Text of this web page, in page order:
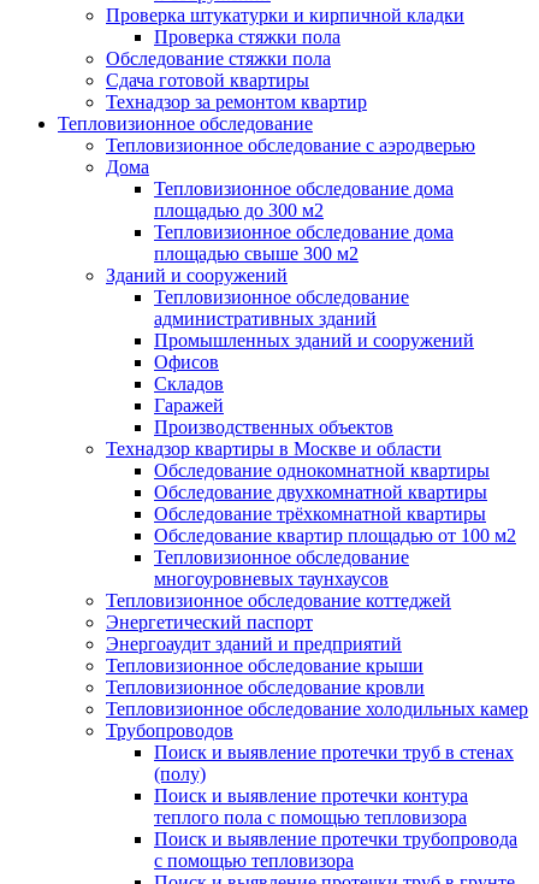
Проверка штукатурки и кирпичной кладки
Проверка стяжки пола
Обследование стяжки пола
Сдача готовой квартиры
Технадзор за ремонтом квартир
Тепловизионное обследование
Тепловизионное обследование с аэродверью
Дома
Тепловизионное обследование дома
площадью до 300 м2
Тепловизионное обследование дома
площадью свыше 300 м2
Зданий и сооружений
Тепловизионное обследование
административных зданий
Промышленных зданий и сооружений
Офисов
Складов
Гаражей
Производственных объектов
Технадзор квартиры в Москве и области
Обследование однокомнатной квартиры
Обследование двухкомнатной квартиры
Обследование трёхкомнатной квартиры
Обследование квартир площадью от 100 м2
Тепловизионное обследование
многоуровневых таунхаусов
Тепловизионное обследование коттеджей
Энергетический паспорт
Энергоаудит зданий и предприятий
Тепловизионное обследование крыши
Тепловизионное обследование кровли
Тепловизионное обследование холодильных камер
Трубопроводов
Поиск и выявление протечки труб в стенах
(полу)
Поиск и выявление протечки контура
теплого пола с помощью тепловизора
Поиск и выявление протечки трубопровода
с помощью тепловизора